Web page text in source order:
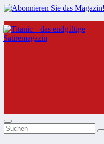
Zum
Inhalt
springen